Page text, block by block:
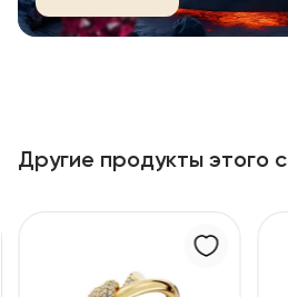
Другие продукты этого